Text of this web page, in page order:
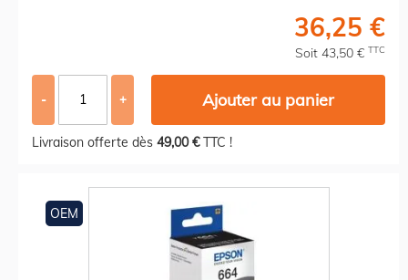
36,25 €
Soit 43,50 € TTC
- + Ajouter au panier
Livraison offerte dès 49,00 €TTC !
OEM